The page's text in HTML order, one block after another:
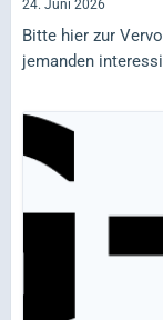
24. Juni 2026
Bitte hier zur
jemanden